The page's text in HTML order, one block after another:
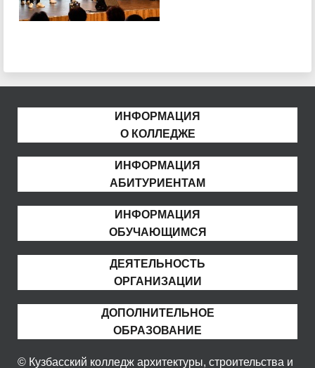
ИНФОРМАЦИЯ
О КОЛЛЕДЖЕ
ИНФОРМАЦИЯ
АБИТУРИЕНТАМ
ИНФОРМАЦИЯ
ОБУЧАЮЩИМСЯ
ДЕЯТЕЛЬНОСТЬ
ОРГАНИЗАЦИИ
ДОПОЛНИТЕЛЬНОЕ
ОБРАЗОВАНИЕ
© Кузбасский колледж архитектуры, строительства и